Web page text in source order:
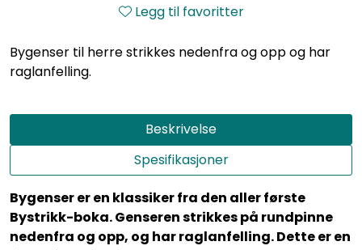
Legg til favoritter
Bygenser til herre strikkes nedenfra og opp og har
raglanfelling.
Beskrivelse
Spesifikasjoner
Bygenser er en klassiker fra den aller første
Bystrikk-boka. Genseren strikkes på rundpinne
nedenfra og opp, og har raglanfelling. Dette er en